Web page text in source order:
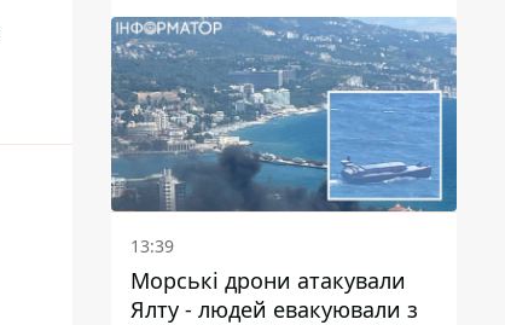
13:39
Морські дрони атакували
Ялту - людей евакуювали з